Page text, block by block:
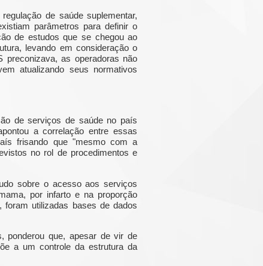
de saúde suplementar,
parâmetros para definir o
de estudos que se chegou ao
levando em consideração o
preconizava, as operadoras não
atualizando seus normativos
de serviços de saúde no país
a correlação entre essas
frisando que "mesmo com a
no rol de procedimentos e
sobre o acesso aos serviços
por infarto e na proporção
utilizadas bases de dados
ponderou que, apesar de vir de
a um controle da estrutura da